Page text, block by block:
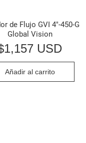
de Flujo GVI 4″-450-G
Global Vision
1,157 USD
Añadir al carrito